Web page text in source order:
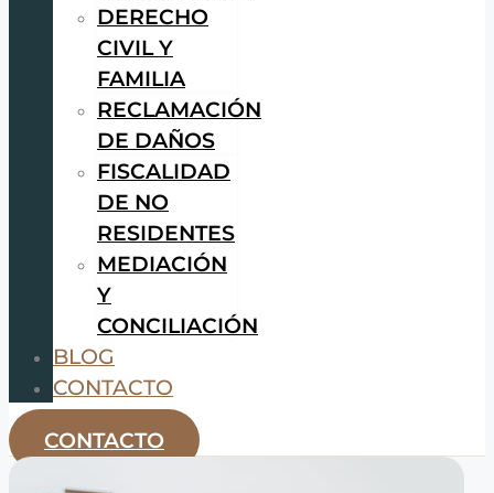
DERECHO
CIVIL Y
FAMILIA
RECLAMACIÓN
DE DAÑOS
FISCALIDAD
DE NO
RESIDENTES
MEDIACIÓN
Y
CONCILIACIÓN
BLOG
CONTACTO
CONTACTO